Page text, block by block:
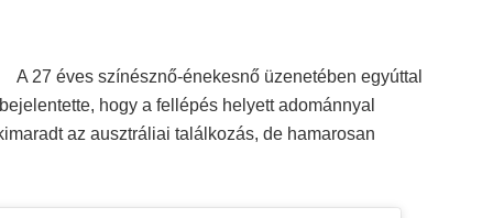
A 27 éves színésznő-énekesnő üzenetében egyúttal
bejelentette, hogy a fellépés helyett adománnyal
az ausztráliai találkozás, de hamarosan